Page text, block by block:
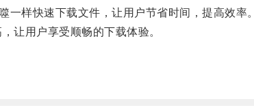
样快速下载文件，让用户节省时间，提高效率。
用户享受顺畅的下载体验。